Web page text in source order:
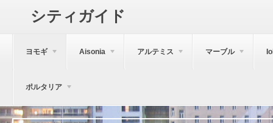
シティガイド
ヨモギ Aisonia アルテミス マーブル
ポルタリア